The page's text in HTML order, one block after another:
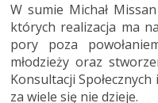
W sumie Michał
których realizacja ma
pory poza
młodzieży oraz
Konsultacji
za wiele się nie dzieje.